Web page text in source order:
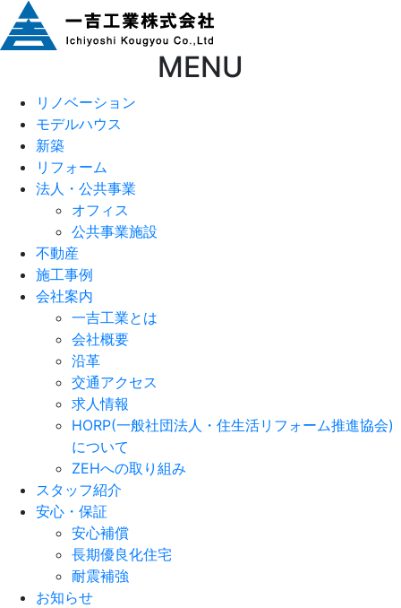
MENU
リノベーション
モデルハウス
新築
リフォーム
法人・公共事業
オフィス
公共事業施設
不動産
施工事例
会社案内
一吉工業とは
会社概要
沿革
交通アクセス
求人情報
HORP(一般社団法人・住生活リフォーム推進協会)
について
ZEHへの取り組み
スタッフ紹介
安心・保証
安心補償
長期優良化住宅
耐震補強
お知らせ